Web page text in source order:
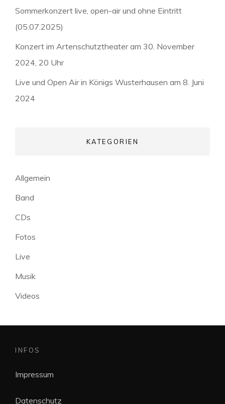
Sommerkonzert live, open-air und ohne Eintritt
(05.07.2025)
Konzert im Artenschutztheater am 30. November
2024, 20 Uhr
Live und Open Air in Königs Wusterhausen am 8. Juni
2024
KATEGORIEN
Allgemein
Band
CDs
Fotos
Live
Musik
Videos
INFOS
Impressum
Datenschutz